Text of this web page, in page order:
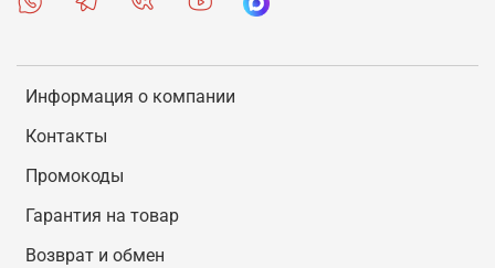
Информация о компании
Контакты
Промокоды
Гарантия на товар
Возврат и обмен